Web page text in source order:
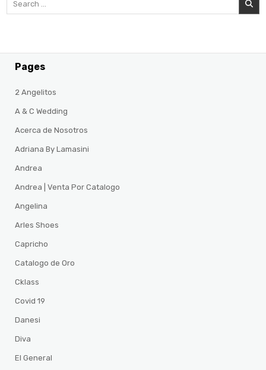
Pages
2 Angelitos
A & C Wedding
Acerca de Nosotros
Adriana By Lamasini
Andrea
Andrea | Venta Por Catalogo
Angelina
Arles Shoes
Capricho
Catalogo de Oro
Cklass
Covid 19
Danesi
Diva
El General